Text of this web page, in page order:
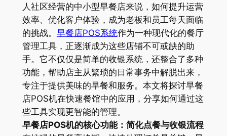
人社区经营的中小型早餐店来说，如何提升运营
效率、优化客户体验，成为老板和员工每天面临
的挑战。 早餐店POS系统作为一种现代化的餐厅
管理工具，正逐渐成为这些店铺不可或缺的助
手。它不仅仅是简单的收银系统，还整合了多种
功能，帮助店主从繁琐的日常事务中解脱出来，
专注于提供美味的早餐和服务。本文将探讨早餐
店POS机在快速餐馆中的应用，分享如何通过这
些工具实现更智能的管理。
早餐店POS机的核心功能：简化点餐与收银流程